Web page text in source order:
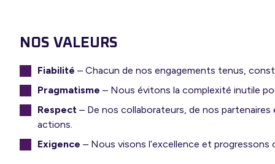
NOS VALEURS
Fiabilité – Chacun de nos engagements tenus,
Pragmatisme – Nous évitons la complexité inutile
Respect– De nos collaborateurs, de nos partenaires
actions.
Exigence – Nous visons l’excellence et progressons